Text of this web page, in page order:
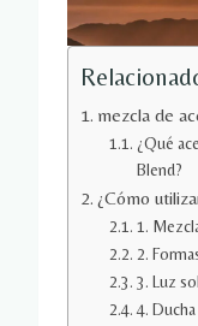
mezcla de
¿Qué
Blend?
¿Cómo
1.
2.
3. Luz
4.